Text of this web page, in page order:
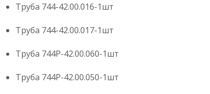
Труба 744-42.00.016-1шт
Труба 744-42.00.017-1шт
Труба 744Р-42.00.060-1шт
Труба 744Р-42.00.050-1шт